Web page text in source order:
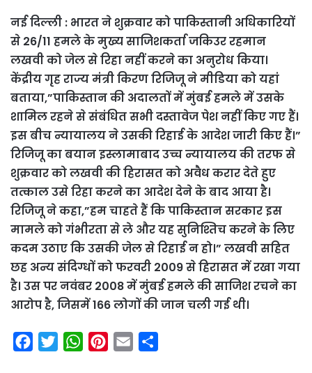
नई दिल्ली : भारत ने शुक्रवार को पाकिस्तानी अधिकारियों
से 26/11 हमले के मुख्य साजिशकर्ता जकिउर रहमान
लखवी को जेल से रिहा नहीं करने का अनुरोध किया।
केंद्रीय गृह राज्य मंत्री किरण रिजिजू ने मीडिया को यहां
बताया,”पाकिस्तान की अदालतों में मुंबई हमले में उसके
शामिल रहने से संबंधित सभी दस्तावेज पेश नहीं किए गए हैं।
इस बीच न्यायालय ने उसकी रिहाई के आदेश जारी किए हैं।”
रिजिजू का बयान इस्लामाबाद उच्च न्यायालय की तरफ से
शुक्रवार को लखवी की हिरासत को अवैध करार देते हुए
तत्काल उसे रिहा करने का आदेश देने के बाद आया है।
रिजिजू ने कहा,”हम चाहते हैं कि पाकिस्तान सरकार इस
मामले को गंभीरता से ले और यह सुनिश्तिच करने के लिए
कदम उठाए कि उसकी जेल से रिहाई न हो।” लखवी सहित
छह अन्य संदिग्धों को फरवरी 2009 से हिरासत में रखा गया
है। उस पर नवंबर 2008 में मुंबई हमले की साजिश रचने का
आरोप है, जिसमें 166 लोगों की जान चली गई थी।
W